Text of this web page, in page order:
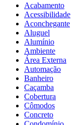
Acabamento
Acessibilidade
Aconchegante
Aluguel
Alumínio
Ambiente
Área Externa
Automação
Banheiro
Caçamba
Cobertura
Cômodos
Concreto